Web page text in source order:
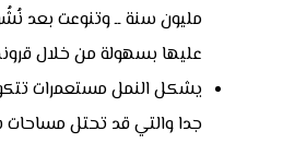
عليها بسهولة من خلال
يشكل النمل مستعمرات
جدا والتي قد تحتل مساحات